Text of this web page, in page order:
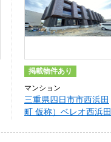
掲載物件あり
マンション
三重県四日市市西浜田
町 仮称）ベレオ西浜田